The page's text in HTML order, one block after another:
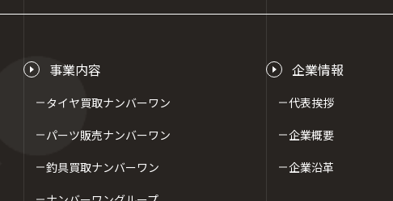
事業内容
タイヤ買取ナンバーワン
パーツ販売ナンバーワン
釣具買取ナンバーワン
企業情報
代表挨拶
企業概要
企業沿革